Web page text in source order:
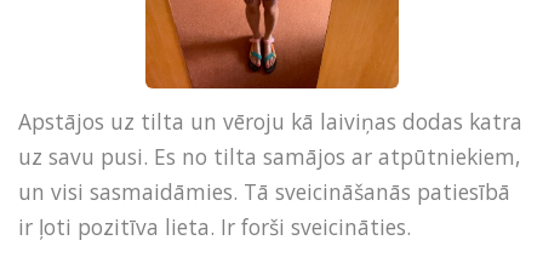
Apstājos uz tilta un vēroju kā laiviņas dodas katra
uz savu pusi. Es no tilta samājos ar atpūtniekiem,
un visi sasmaidāmies. Tā sveicināšanās patiesībā
ir ļoti pozitīva lieta. Ir forši sveicināties.